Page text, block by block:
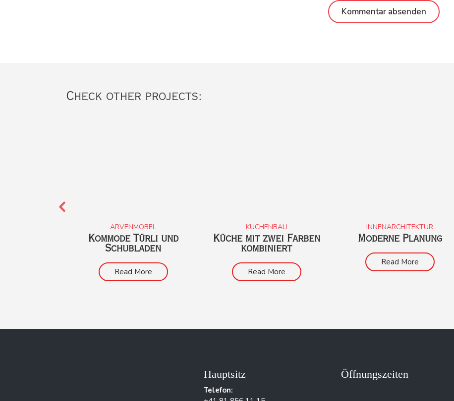
Check other projects:
ARVENMÖBEL
Kommode Türli und
Schubladen
Read More
KÜCHENBAU
Küche mit zwei Farben
kombiniert
Read More
INNENARCHITEKTUR
Moderne Planung
Read More
Hauptsitz
Telefon:
Öffnungszeiten